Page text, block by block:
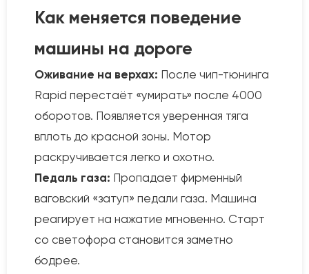
Как меняется поведение
машины на дороге
Оживание на верхах: После чип-тюнинга
Rapid перестаёт «умирать» после 4000
оборотов. Появляется уверенная тяга
вплоть до красной зоны. Мотор
раскручивается легко и охотно.
Педаль газа: Пропадает фирменный
ваговский «затуп» педали газа. Машина
реагирует на нажатие мгновенно. Старт
со светофора становится заметно
бодрее.